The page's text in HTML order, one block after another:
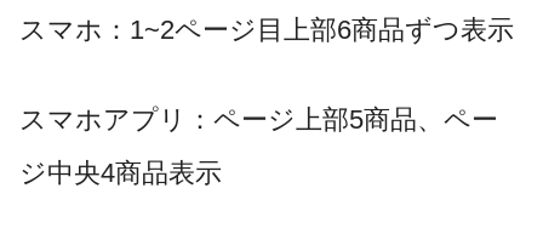
スマホ： 1~2ページ目上部6商品ずつ表示
スマホアプリ：ページ上部5商品、ペー
ジ中央4商品表示